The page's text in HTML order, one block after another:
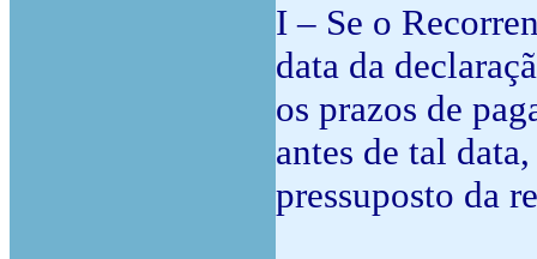
I – Se o
data da
os prazos de
antes de tal
pressuposto da